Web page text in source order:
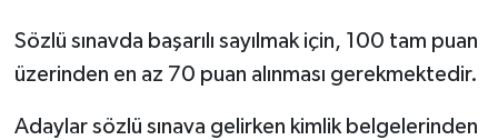
Sözlü sınavda başarılı sayılmak için, 100 tam puan
üzerinden en az 70 puan alınması gerekmektedir.
Adaylar sözlü sınava gelirken kimlik belgelerinden